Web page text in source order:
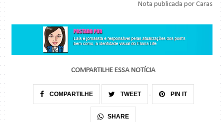
Nota publicada por Caras
COMPARTILHE ESSA NOTÍCIA
COMPARTILHE TWEET PIN IT
SHARE